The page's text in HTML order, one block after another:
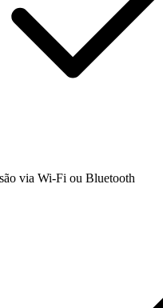
via Wi-Fi ou Bluetooth